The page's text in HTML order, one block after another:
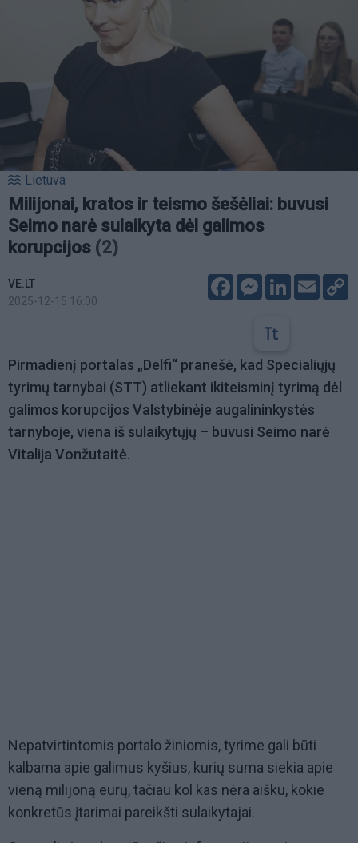
Lietuva
Milijonai, kratos ir teismo šešėliai: buvusi
Seimo narė sulaikyta dėl galimos
korupcijos (2)
VE.LT
2025-12-15 16:00
FacebookMessenger
LinkedIn
Email
Pirmadienį portalas „Delfi“ pranešė, kad Specialiųjų
tyrimų tarnybai (STT) atliekant ikiteisminį tyrimą dėl
galimos korupcijos Valstybinėje augalininkystės
tarnyboje, viena iš sulaikytųjų – buvusi Seimo narė
Vitalija Vonžutaitė.
Nepatvirtintomis portalo žiniomis, tyrime gali būti
kalbama apie galimus kyšius, kurių suma siekia apie
vieną milijoną eurų, tačiau kol kas nėra aišku, kokie
konkretūs įtarimai pareikšti sulaikytajai.